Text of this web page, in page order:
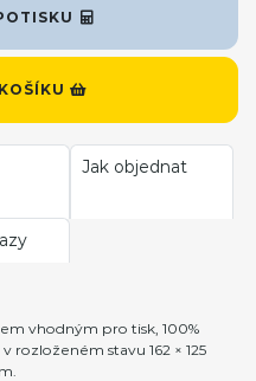
Jak objednat
vhodným pro tisk, 100%
rozloženém stavu 162 × 125